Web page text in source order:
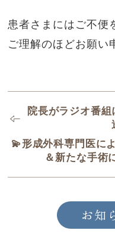
患者さまにはご不便
ご理解のほどお願い
院長がラジオ番
💫形成外科専門医に
＆新たな手術
お知